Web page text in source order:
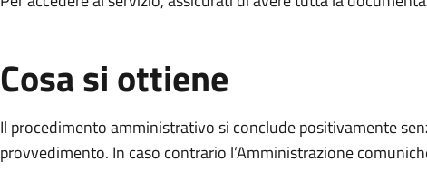
Cosa si ottiene
Il procedimento amministrativo si conclude positivamente
provvedimento. In caso contrario l’Amministrazione